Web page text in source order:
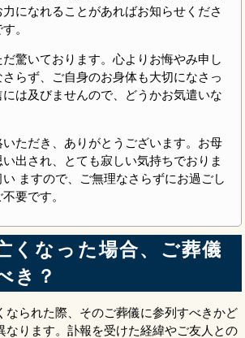
になれることがあればお知らせくださ
。
だ驚いております。心よりお悔やみ申し
さらず、ご自身のお身体も大切になさっ
は及びませんので、どうかお気遣いな
いただき、ありがとうございます。お母
出され、とても寂しい気持ちでおりま
ますので、ご無理なさらずにお過ごし
要です。
くなった場合、ご葬儀
き？
なられた際、そのご葬儀に参列すべきかど
なります。訃報を受けた経緯やご友人との